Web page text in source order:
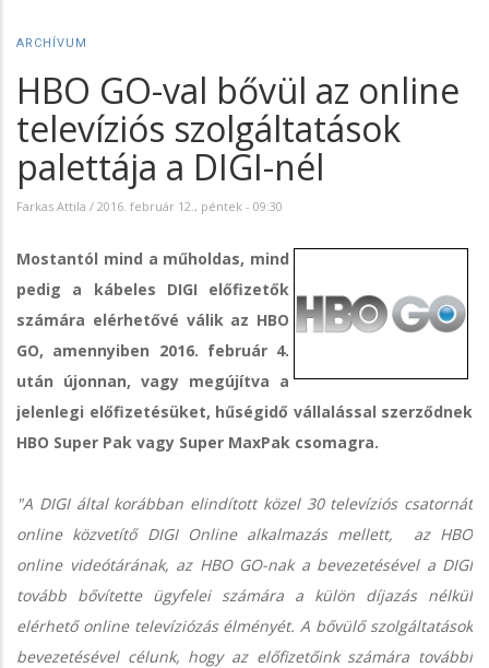
ARCHÍVUM
HBO GO-val bővül az online
televíziós szolgáltatások
palettája a DIGI-nél
Farkas Attila / 2016. február 12., péntek - 09:30
Mostantól mind a műholdas, mind
pedig a kábeles DIGI előfizetők
számára elérhetővé válik az HBO
GO, amennyiben 2016. február 4.
után újonnan, vagy megújítva a
jelenlegi előfizetésüket, hűségidő vállalással szerződnek
HBO Super Pak vagy Super MaxPak csomagra.
"A DIGI által korábban elindított közel 30 televíziós csatornát
online közvetítő DIGI Online alkalmazás mellett, az HBO
online videótárának, az HBO GO-nak a bevezetésével a DIGI
tovább bővítette ügyfelei számára a külön díjazás nélkül
elérhető online televíziózás élményét. A bővülő szolgáltatások
bevezetésével célunk, hogy az előfizetőink számára további